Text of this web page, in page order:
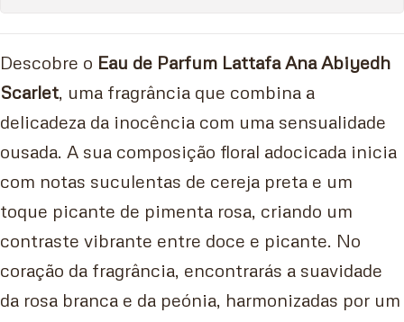
Descobre o Eau de Parfum Lattafa Ana Abiyedh
Scarlet, uma fragrância que combina a
delicadeza da inocência com uma sensualidade
ousada. A sua composição floral adocicada inicia
com notas suculentas de cereja preta e um
toque picante de pimenta rosa, criando um
contraste vibrante entre doce e picante. No
coração da fragrância, encontrarás a suavidade
da rosa branca e da peónia, harmonizadas por um